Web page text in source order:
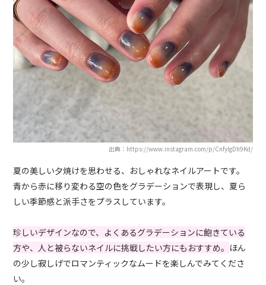
出典：https://www.instagram.com/p/CnfyIgDh9Kd/
夏の美しい夕焼けを思わせる、おしゃれなネイルアートです。
青から赤に移り変わる空の色をグラデーションで表現し、夏ら
しい季節感と派手さをプラスしています。
珍しいデザインなので、よくあるグラデーションに飽きている
方や、人と被らないネイルに挑戦したい方にもおすすめ。 ほん
の少し寂しげでロマンティックなムードを楽しんでみてくださ
い。